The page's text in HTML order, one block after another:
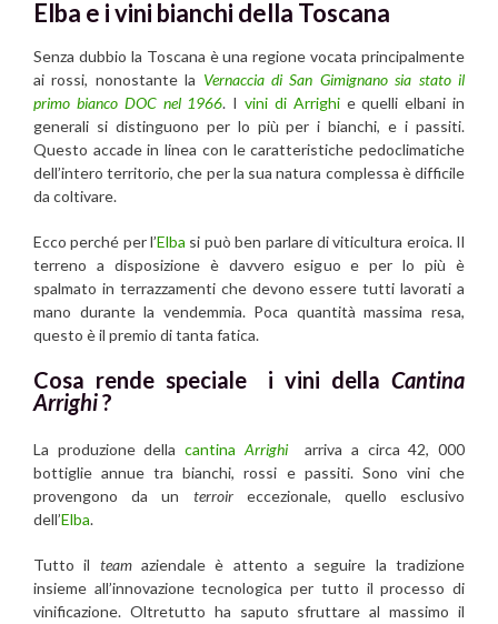
Elba e i vini bianchi della Toscana
Senza dubbio la Toscana è una regione vocata principalmente
ai rossi, nonostante la Vernaccia di San Gimignano sia stato il
primo bianco DOC nel 1966. Ivini di Arrighie quelli elbani in
generali si distinguono per lo più per i bianchi, e i passiti.
Questo accade in linea con le caratteristiche pedoclimatiche
dell’intero territorio, che per la sua natura complessa è difficile
da coltivare.
Ecco perché per l’Elba si può ben parlare di viticultura eroica. Il
terreno a disposizione è davvero esiguo e per lo più è
spalmato in terrazzamenti che devono essere tutti lavorati a
mano durante la vendemmia. Poca quantità massima resa,
questo è il premio di tanta fatica.
Cosa rende speciale i vini della Cantina
Arrighi?
La produzione dellacantina Arrighi
arriva a circa 42, 000
bottiglie annue tra bianchi, rossi e passiti. Sono vini che
provengono da un terroir eccezionale, quello esclusivo
dell’Elba.
Tutto il teamaziendale è attento a seguire la tradizione
insieme all’innovazione tecnologica per tutto il processo di
vinificazione. Oltretutto ha saputo sfruttare al massimo il